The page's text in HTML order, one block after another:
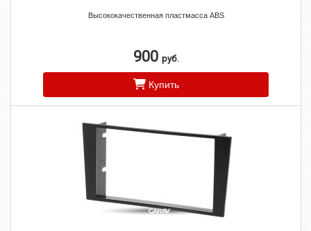
Высококачественная пластмасса ABS
900 руб.
Купить